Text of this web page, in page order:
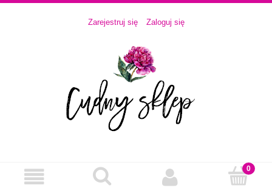
Zarejestruj się Zaloguj się